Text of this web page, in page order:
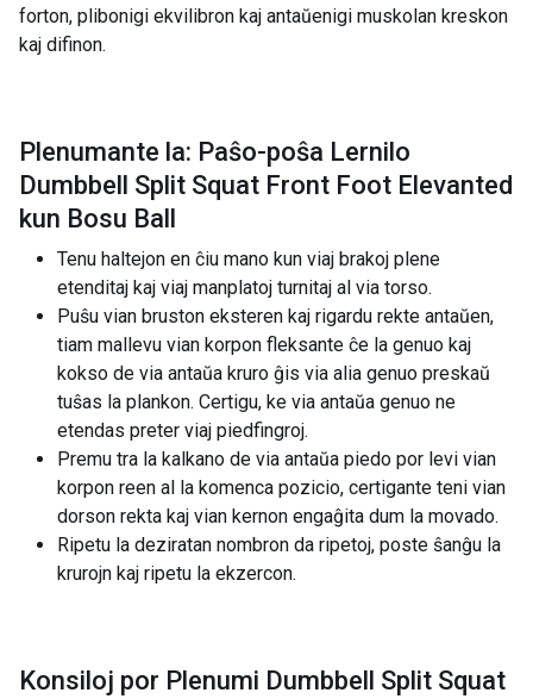
forton, plibonigi ekvilibron kaj antaŭenigi muskolan kreskon
kaj difinon.
Plenumante la: Paŝo-poŝa Lernilo
Dumbbell Split Squat Front Foot Elevanted
kun Bosu Ball
Tenu haltejon en ĉiu mano kun viaj brakoj plene
etenditaj kaj viaj manplatoj turnitaj al via torso.
Puŝu vian bruston eksteren kaj rigardu rekte antaŭen,
tiam mallevu vian korpon fleksante ĉe la genuo kaj
kokso de via antaŭa kruro ĝis via alia genuo preskaŭ
tuŝas la plankon. Certigu, ke via antaŭa genuo ne
etendas preter viaj piedfingroj.
Premu tra la kalkano de via antaŭa piedo por levi vian
korpon reen al la komenca pozicio, certigante teni vian
dorson rekta kaj vian kernon engaĝita dum la movado.
Ripetu la deziratan nombron da ripetoj, poste ŝanĝu la
krurojn kaj ripetu la ekzercon.
Konsiloj por Plenumi Dumbbell Split Squat